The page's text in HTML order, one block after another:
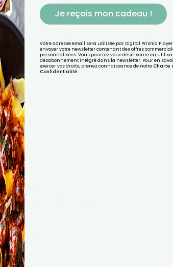
d'eau.
mijoter 30 minutes.
japonaise
Je reçois mon cadeau !
Votre adresse email sera utilisée par Digital Prisma
envoyer votre newsletter contenant des offres
personnalisées. Vous pourrez vous désinscrire en
désabonnement intégré dans la newsletter. Pour en
exercer vos droits, prenez connaissance de notre Charte
Confidentialité.